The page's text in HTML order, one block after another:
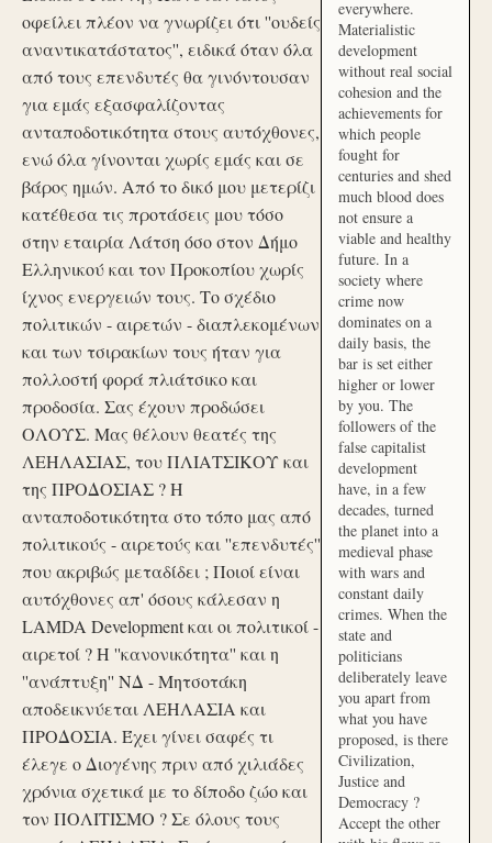
οφείλει πλέον να γνωρίζει ότι ''ουδείς
αναντικατάστατος'', ειδικά όταν όλα
από τους επενδυτές θα γινόντουσαν
για εμάς εξασφαλίζοντας
ανταποδοτικότητα στους αυτόχθονες,
ενώ όλα γίνονται χωρίς εμάς και σε
βάρος ημών. Από το δικό μου μετερίζι
κατέθεσα τις προτάσεις μου τόσο
στην εταιρία Λάτση όσο στον Δήμο
Ελληνικού και τον Προκοπίου χωρίς
ίχνος ενεργειών τους. Το σχέδιο
πολιτικών - αιρετών - διαπλεκομένων
και των τσιρακίων τους ήταν για
πολλοστή φορά πλιάτσικο και
προδοσία. Σας έχουν προδώσει
ΟΛΟΥΣ. Μας θέλουν θεατές της
ΛΕΗΛΑΣΙΑΣ, του ΠΛΙΑΤΣΙΚΟΥ και
της ΠΡΟΔΟΣΙΑΣ ? Η
ανταποδοτικότητα στο τόπο μας από
πολιτικούς - αιρετούς και ''επενδυτές''
που ακριβώς μεταδίδει ; Ποιοί είναι
αυτόχθονες απ' όσους κάλεσαν η
LAMDA Development και οι πολιτικοί -
αιρετοί ? Η ''κανονικότητα'' και η
''ανάπτυξη'' ΝΔ - Μητσοτάκη
αποδεικνύεται ΛΕΗΛΑΣΙΑ και
ΠΡΟΔΟΣΙΑ. Έχει γίνει σαφές τι
έλεγε ο Διογένης πριν από χιλιάδες
χρόνια σχετικά με το δίποδο ζώο και
τον ΠΟΛΙΤΙΣΜΟ ? Σε όλους τους
everywhere.
Materialistic
development
without real social
cohesion and the
achievements for
which people
fought for
centuries and shed
much blood does
not ensure a
viable and healthy
future. In a
society where
crime now
dominates on a
daily basis, the
bar is set either
higher or lower
by you. The
followers of the
false capitalist
development
have, in a few
decades, turned
the planet into a
medieval phase
with wars and
constant daily
crimes. When the
state and
politicians
deliberately leave
you apart from
what you have
proposed, is there
Civilization,
Justice and
Democracy ?
Accept the other